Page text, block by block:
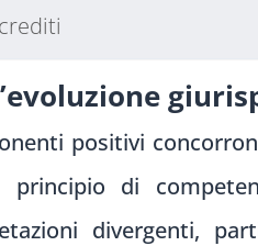
positivi
di
divergenti,